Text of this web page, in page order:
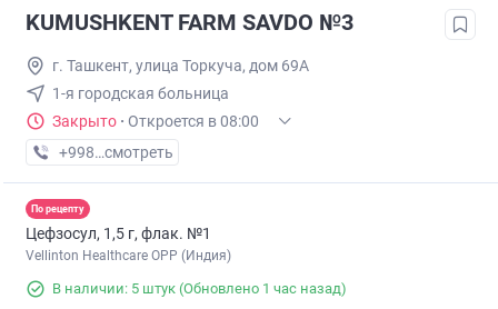
KUMUSHKENT FARM SAVDO №3
г. Ташкент, улица Торкуча, дом 69А
1-я городская больница
Закрыто · Откроется в 08:00
+998 (92) XXX-XX-XX
смотреть
По рецепту
Цефзосул, 1,5 г, флак. №1
Vellinton Healthcare OPP (Индия)
В наличии: 5 штук (Обновлено 1 час назад)